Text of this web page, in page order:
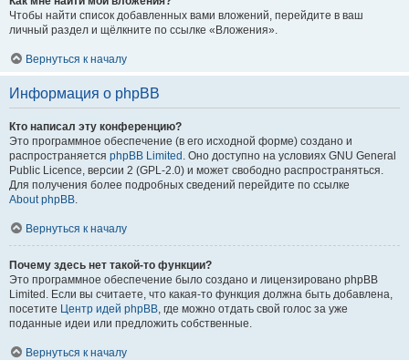
Чтобы найти список добавленных вами вложений, перейдите в ваш
личный раздел и щёлкните по ссылке «Вложения».
Вернуться к началу
Информация о phpBB
Кто написал эту конференцию?
Это программное обеспечение (в его исходной форме) создано и
распространяется phpBB Limited . Оно доступно на условиях GNU General
Public Licence, версии 2 (GPL-2.0) и может свободно распространяться.
Для получения более подробных сведений перейдите по ссылке
About phpBB.
Вернуться к началу
Почему здесь нет такой-то функции?
Это программное обеспечение было создано и лицензировано phpBB
Limited. Если вы считаете, что какая-то функция должна быть добавлена,
посетите Центр идей phpBB, где можно отдать свой голос за уже
поданные идеи или предложить собственные.
Вернуться к началу